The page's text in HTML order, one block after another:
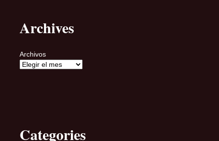
Archives
Archivos
Categories